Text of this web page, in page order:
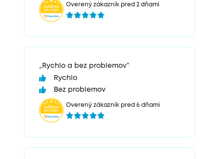
Overený zákazník pred 2 dňami
„Rychlo a bez problemov“
Rychlo
Bez problemov
Overený zákazník pred 6 dňami